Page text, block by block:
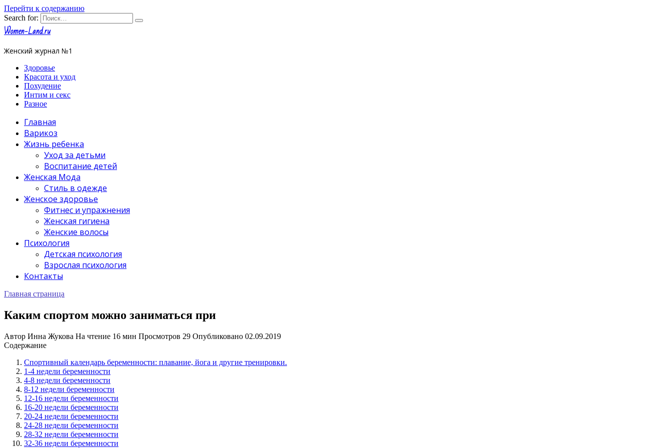
Перейти к содержанию
Search for:
Women-Land.ru
Женский журнал №1
Здоровье
Красота и уход
Похудение
Интим и секс
Разное
Главная
Варикоз
Жизнь ребенка
Уход за детьми
Воспитание детей
Женская Мода
Стиль в одежде
Женское здоровье
Фитнес и упражнения
Женская гигиена
Женские волосы
Психология
Детская психология
Взрослая психология
Контакты
Главная страница
Каким спортом можно заниматься при
Автор Инна Жукова На чтение 16 мин Просмотров 29 Опубликовано 02.09.2019
Содержание
Спортивный календарь беременности: плавание, йога и другие тренировки.
1-4 недели беременности
4-8 недели беременности
8-12 недели беременности
12-16 недели беременности
16-20 недели беременности
20-24 недели беременности
24-28 недели беременности
28-32 недели беременности
32-36 недели беременности